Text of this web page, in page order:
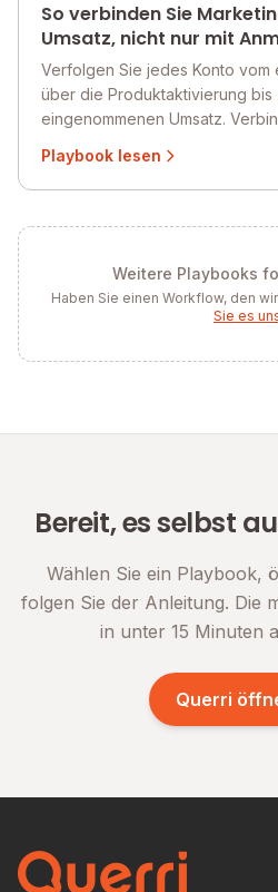
So verbinden Sie
Umsatz, nicht nur mit
Verfolgen Sie jedes Konto vom
über die Produktaktivierung bis
eingenommenen Umsatz.
Umsatz zu bewerten, den sie
Playbook lesen
Weitere Playbooks
Haben Sie einen Workflow, den
Sie es
Bereit, es selbst
Wählen Sie ein Playbook,
folgen Sie der Anleitung. Die
in unter 15 Minuten
Querri